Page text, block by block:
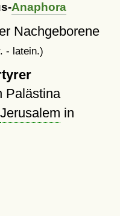
Anaphora
Nachgeborene
- latein.)
Palästina
Jerusalem in